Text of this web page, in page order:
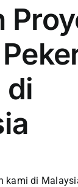
di
kami di